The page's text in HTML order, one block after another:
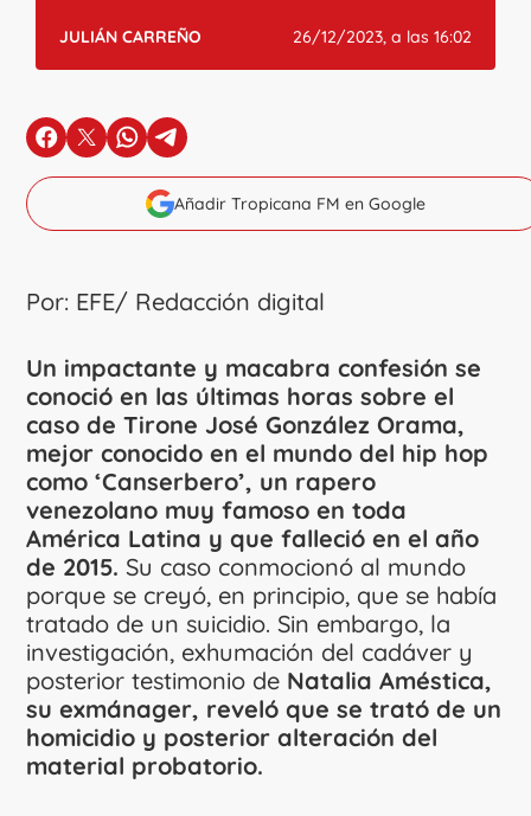
JULIÁN CARREÑO 26/12/2023, a las 16:02
en Facebook
en Xen Whatsapp
en Telegram
Añadir Tropicana FM en Google
Por: EFE/ Redacción digital
Un impactante y macabra confesión se
conoció en las últimas horas sobre el
caso de Tirone José González Orama,
mejor conocido en el mundo del hip hop
como ‘Canserbero’, un rapero
venezolano muy famoso en toda
América Latina y que falleció en el año
de 2015. Su caso conmocionó al mundo
porque se creyó, en principio, que se había
tratado de un suicidio. Sin embargo, la
investigación, exhumación del cadáver y
posterior testimonio de Natalia Améstica,
su exmánager, reveló que se trató de un
homicidio y posterior alteración del
material probatorio.